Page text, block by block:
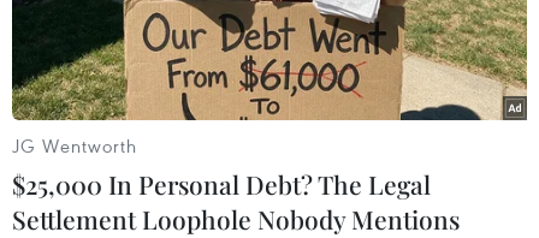
JG Wentworth
$25,000 In Personal Debt? The Legal
Settlement Loophole Nobody Mentions